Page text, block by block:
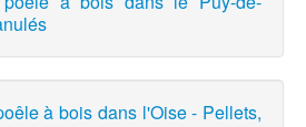
à bois dans l'Oise - Pellets,